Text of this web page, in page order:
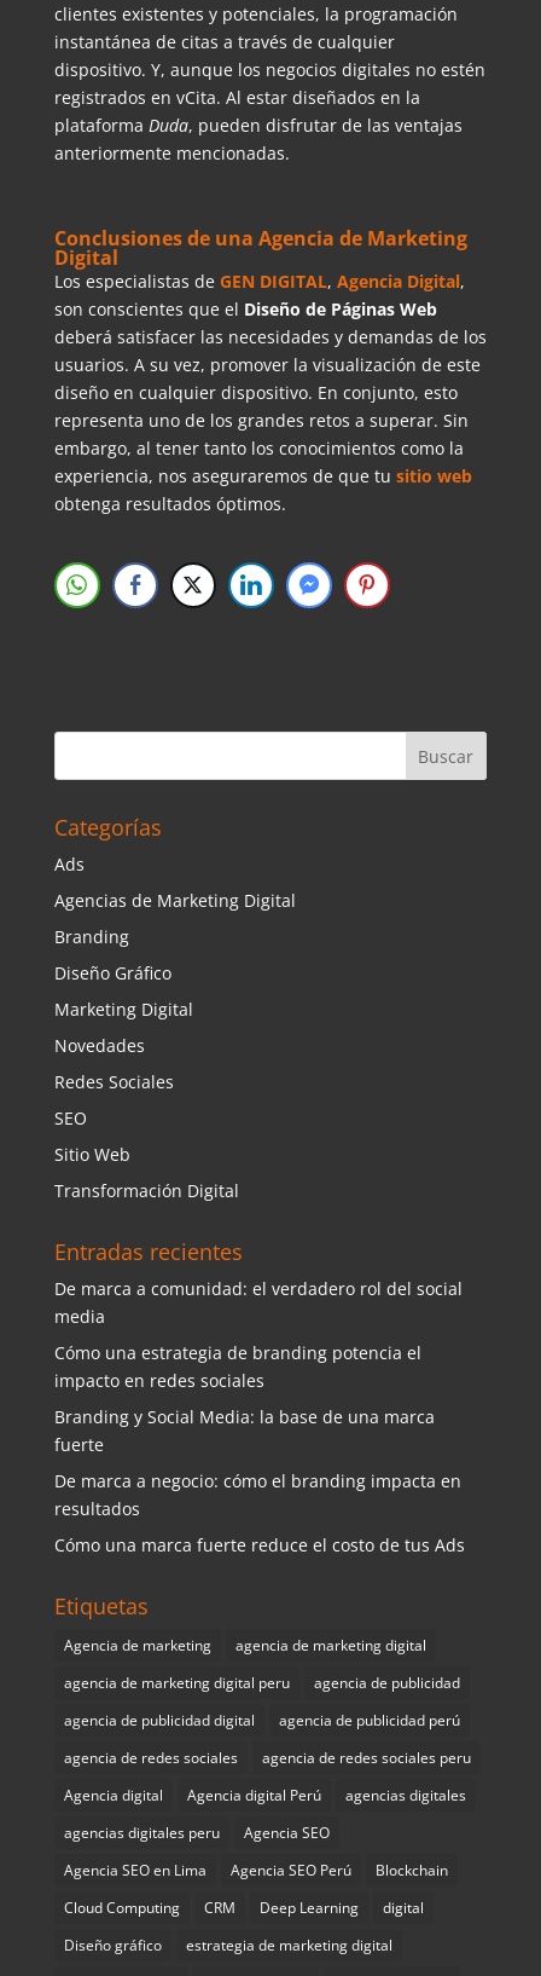
clientes existentes y potenciales, la programación
instantánea de citas a través de cualquier
dispositivo. Y, aunque los negocios digitales no estén
registrados en vCita. Al estar diseñados en la
plataforma Duda, pueden disfrutar de las ventajas
anteriormente mencionadas.
Conclusiones de una Agencia de Marketing
Digital
Los especialistas de GEN DIGITAL, Agencia Digital,
son conscientes que el Diseño de Páginas Web
deberá satisfacer las necesidades y demandas de los
usuarios. A su vez, promover la visualización de este
diseño en cualquier dispositivo. En conjunto, esto
representa uno de los grandes retos a superar. Sin
embargo, al tener tanto los conocimientos como la
experiencia, nos aseguraremos de que tu sitio web
obtenga resultados óptimos.
Categorías
Ads
Agencias de Marketing Digital
Branding
Diseño Gráfico
Marketing Digital
Novedades
Redes Sociales
SEO
Sitio Web
Transformación Digital
Entradas recientes
De marca a comunidad: el verdadero rol del social
media
Cómo una estrategia de branding potencia el
impacto en redes sociales
Branding y Social Media: la base de una marca
fuerte
De marca a negocio: cómo el branding impacta en
resultados
Cómo una marca fuerte reduce el costo de tus Ads
Etiquetas
Agencia de marketing
agencia de marketing digital
agencia de marketing digital peru
agencia de publicidad
agencia de publicidad digital
agencia de publicidad perú
agencia de redes sociales
agencia de redes sociales peru
Agencia digital
Agencia digital Perú
agencias digitales
agencias digitales peru
Agencia SEO
Agencia SEO en Lima
Agencia SEO Perú
Blockchain
Cloud Computing
CRM Deep Learning
digital
Diseño gráfico
estrategia de marketing digital